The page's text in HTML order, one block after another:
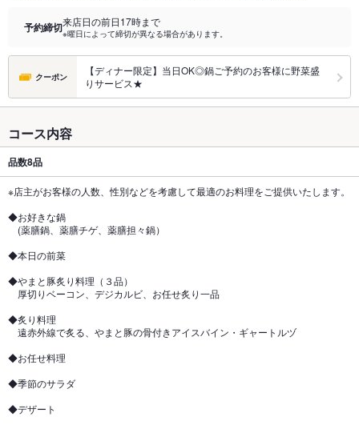
予約締切来店日の前日17時まで
※曜日によって締切が異なる場合があります。
クーポン
【ディナー限定】当日OK◎鍋ご予約のお客様に野菜盛
りサービス★
コース内容
品数8品
※店主がお客様の人数、性別などを考慮して最適のお料理をご提供いたします。
◆お好きな鍋
(薬膳鍋、薬膳チゲ、薬膳担々鍋）
◆本日の前菜
◆やまと豚炙り料理（３品）
厚切りベーコン、デジカルビ、お任せ炙り一品
◆炙り料理
遠赤外線で炙る、やまと豚の骨付きアイスバイン・ギャートルヅ
◆お任せ料理
◆季節のサラダ
◆デザート